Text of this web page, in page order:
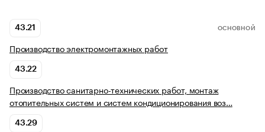
43.21 ОСНОВНОЙ
Производство электромонтажных работ
43.22
Производство санитарно-технических работ, монтаж
отопительных систем и систем кондиционирования воз…
43.29